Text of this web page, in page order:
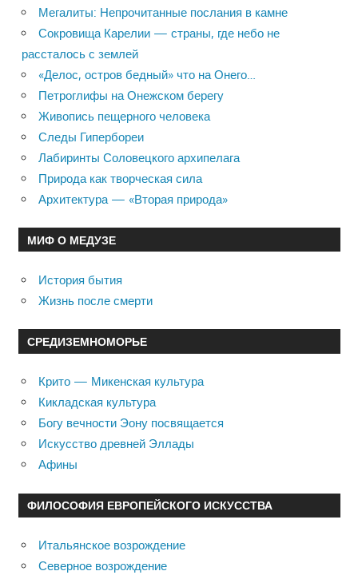
Мегалиты: Непрочитанные послания в камне
Сокровища Карелии — страны, где небо не
рассталось с землей
«Делос, остров бедный» что на Онего…
Петроглифы на Онежском берегу
Живопись пещерного человека
Следы Гипербореи
Лабиринты Соловецкого архипелага
Природа как творческая сила
Архитектура — «Вторая природа»
МИФ О МЕДУЗЕ
История бытия
Жизнь после смерти
СРЕДИЗЕМНОМОРЬЕ
Крито — Микенская культура
Кикладская культура
Богу вечности Эону посвящается
Искусство древней Эллады
Афины
ФИЛОСОФИЯ ЕВРОПЕЙСКОГО ИСКУССТВА
Итальянское возрождение
Северное возрождение